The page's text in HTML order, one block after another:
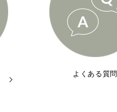
よくある質問